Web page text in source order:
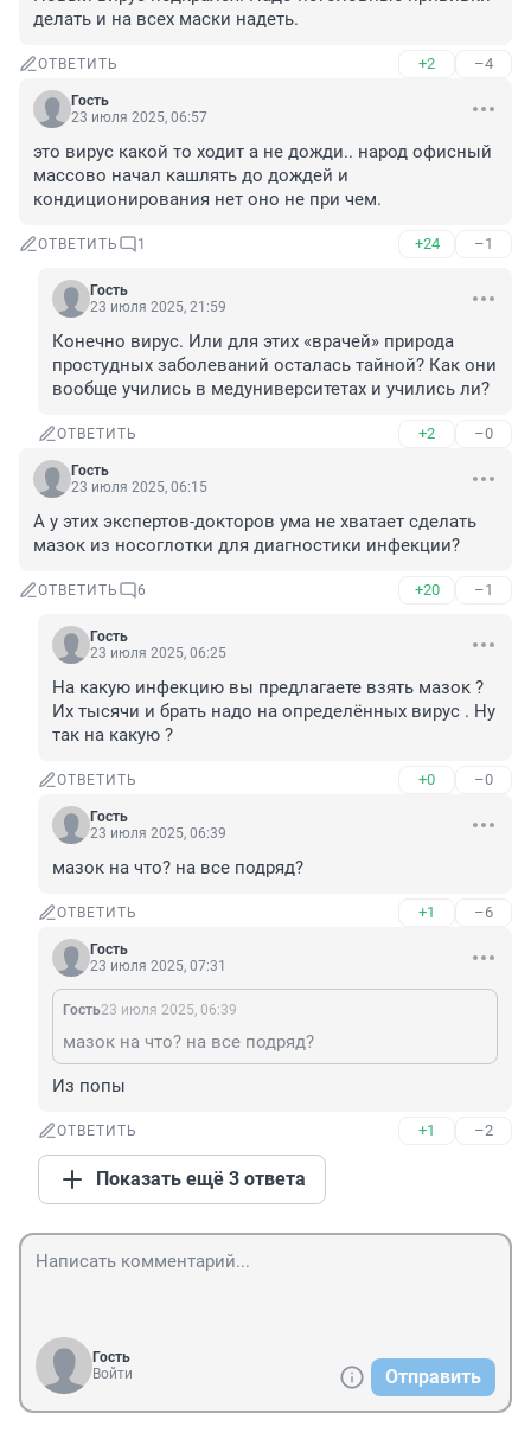
делать и на всех маски надеть.
ОТВЕТИТЬ +2 –4
Гость
23 июля 2025, 06:57
это вирус какой то ходит а не дожди.. народ офисный
массово начал кашлять до дождей и
кондиционирования нет оно не при чем.
ОТВЕТИТЬ 1 +24 –1
Гость
23 июля 2025, 21:59
Конечно вирус. Или для этих «врачей» природа
простудных заболеваний осталась тайной? Как они
вообще учились в медуниверситетах и учились ли?
ОТВЕТИТЬ +2 –0
Гость
23 июля 2025, 06:15
А у этих экспертов-докторов ума не хватает сделать
мазок из носоглотки для диагностики инфекции?
ОТВЕТИТЬ 6 +20 –1
Гость
23 июля 2025, 06:25
На какую инфекцию вы предлагаете взять мазок ?
Их тысячи и брать надо на определённых вирус . Ну
так на какую ?
ОТВЕТИТЬ +0 –0
Гость
23 июля 2025, 06:39
мазок на что? на все подряд?
ОТВЕТИТЬ +1 –6
Гость
23 июля 2025, 07:31
Гость23 июля 2025, 06:39
мазок на что? на все подряд?
Из попы
ОТВЕТИТЬ +1 –2
Показать ещё 3 ответа
Гость
Войти
Отправить